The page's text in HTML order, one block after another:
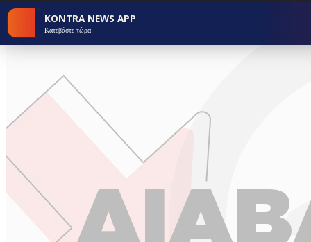
KONTRA NEWS APP
Κατεβάστε τώρα